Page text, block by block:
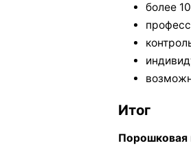
более
Итог
Порошковая